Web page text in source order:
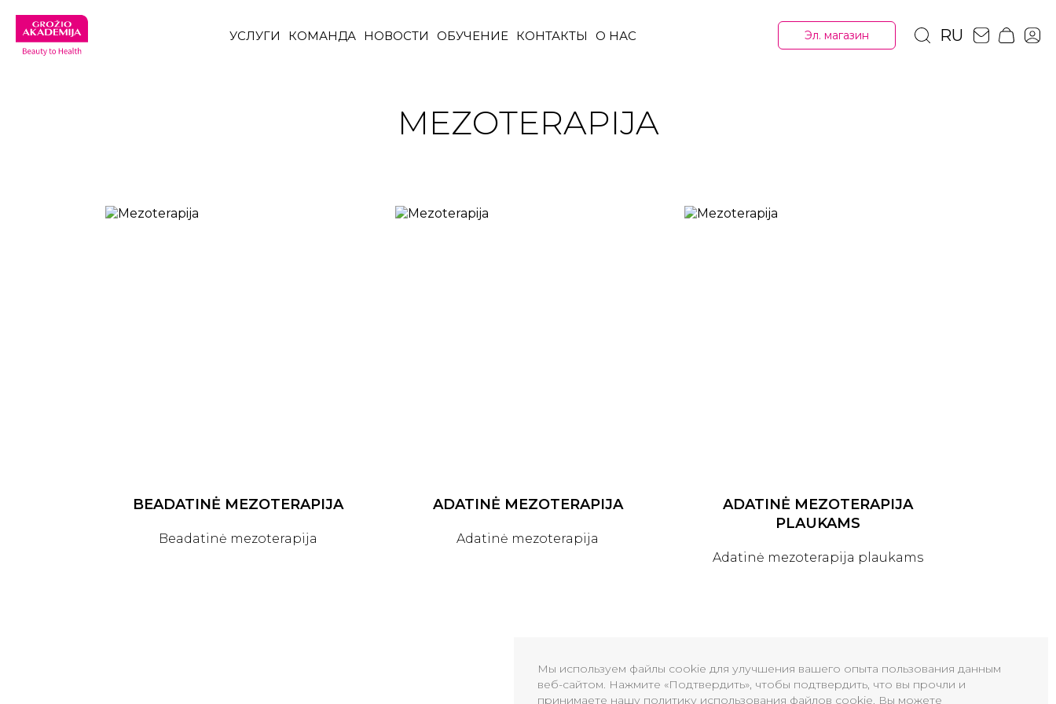
УСЛУГИ КОМАНДА НОВОСТИ ОБУЧЕНИЕ КОНТАКТЫ О НАС Эл. магазин RU
MEZOTERAPIJA
BEADATINĖ MEZOTERAPIJA
Beadatinė mezoterapija
ADATINĖ MEZOTERAPIJA
Adatinė mezoterapija
ADATINĖ MEZOTERAPIJA
PLAUKAMS
Adatinė mezoterapija plaukams
Мы используем файлы cookie для улучшения вашего опыта пользования данным
веб-сайтом. Нажмите «Подтвердить», чтобы подтвердить, что вы прочли и
принимаете нашу политику использования файлов cookie. Вы можете